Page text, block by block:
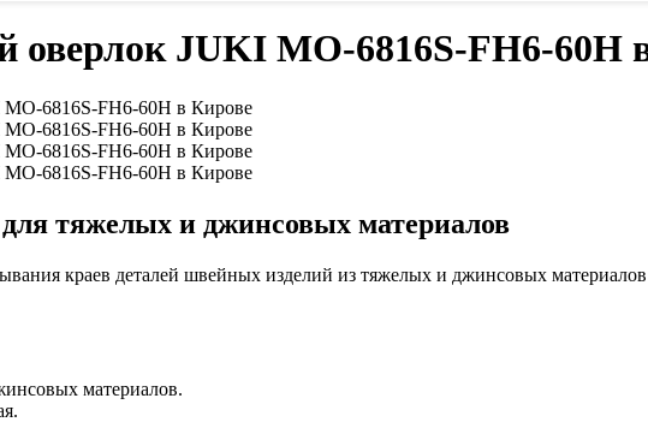
JUKI МО-6816S-FH6-60H
тяжелых и джинсовых материалов
краев деталей швейных изделий из тяжелых и джинсовых
материалов.